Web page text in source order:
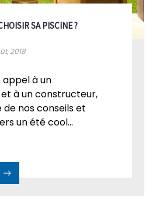
SA PISCINE ?
2018
à un
à un constructeur,
nos conseils et
un été cool...